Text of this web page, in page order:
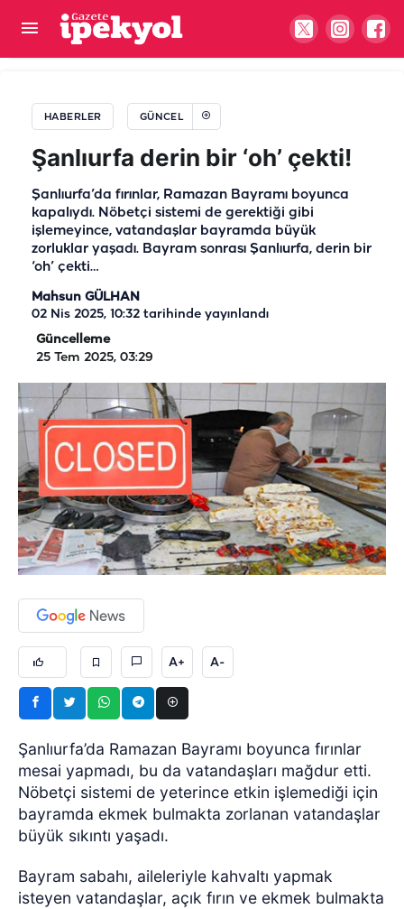
HABERLER GÜNCEL
Şanlıurfa derin bir ‘oh’ çekti!
Şanlıurfa’da fırınlar, Ramazan Bayramı boyunca
kapalıydı. Nöbetçi sistemi de gerektiği gibi
işlemeyince, vatandaşlar bayramda büyük
zorluklar yaşadı. Bayram sonrası Şanlıurfa, derin bir
‘oh’ çekti…
Mahsun GÜLHAN
02 Nis 2025, 10:32 tarihinde yayınlandı
Güncelleme
25 Tem 2025, 03:29
A+ A-
Şanlıurfa’da Ramazan Bayramı boyunca fırınlar
mesai yapmadı, bu da vatandaşları mağdur etti.
Nöbetçi sistemi de yeterince etkin işlemediği için
bayramda ekmek bulmakta zorlanan vatandaşlar
büyük sıkıntı yaşadı.
Bayram sabahı, aileleriyle kahvaltı yapmak
isteyen vatandaşlar, açık fırın ve ekmek bulmakta
Şanlıurfa'da sıcaktan kaçanlara park engeli!